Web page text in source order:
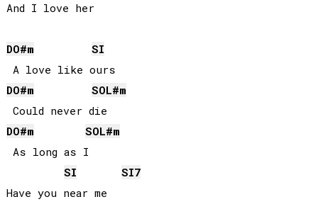
And I love her
DO#m
SI
DO#m SOL#m
DO#m SOL#m
As long as I
SI
SI7
Have you near me